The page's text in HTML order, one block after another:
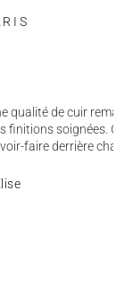
qualité de cuir
finitions soignées.
faire derrière